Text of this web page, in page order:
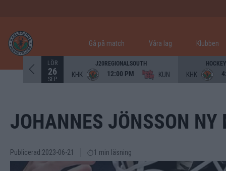
Gå på match Våra lag Klubben
LÖR
26
SEP.
J20REGIONALSOUTH
KHK 12:00 PM KUN KHK
JOHANNES JÖNSSON NY
Publicerad:2023-06-21 1 min läsning